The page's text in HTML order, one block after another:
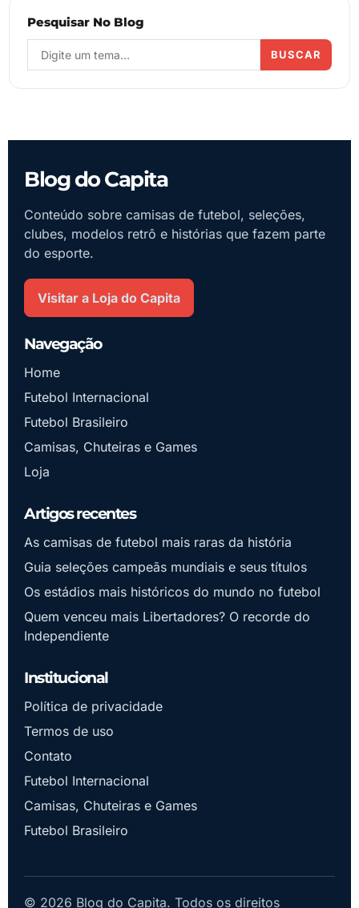
Pesquisar No Blog
BUSCAR
Blog do Capita
Conteúdo sobre camisas de futebol, seleções,
clubes, modelos retrô e histórias que fazem parte
do esporte.
Visitar a Loja do Capita
Navegação
Home
Futebol Internacional
Futebol Brasileiro
Camisas, Chuteiras e Games
Loja
Artigos recentes
As camisas de futebol mais raras da história
Guia seleções campeãs mundiais e seus títulos
Os estádios mais históricos do mundo no futebol
Quem venceu mais Libertadores? O recorde do
Independiente
Institucional
Política de privacidade
Termos de uso
Contato
Futebol Internacional
Camisas, Chuteiras e Games
Futebol Brasileiro
© 2026 Blog do Capita. Todos os direitos